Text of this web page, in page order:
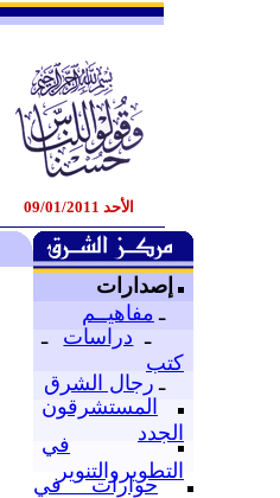
الأحد 09/01/2011
إصدارات
ـ مفاهيــم
ـ دراسات
ـ
كتب
ـ رجال الشرق
المستشرقون
الجدد
في
التطويروالتنوير
حوارات في